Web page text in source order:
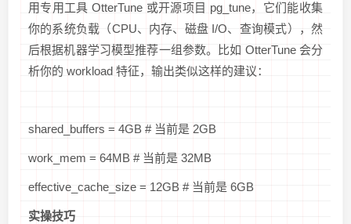
用专用工具 OtterTune 或开源项目 pg_tune，它们能收集
你的系统负载（CPU、内存、磁盘 I/O、查询模式），然
后根据机器学习模型推荐一组参数。比如 OtterTune 会分
析你的 workload 特征，输出类似这样的建议：
shared_buffers = 4GB # 当前是 2GB
work_mem = 64MB # 当前是 32MB
effective_cache_size = 12GB # 当前是 6GB
实操技巧